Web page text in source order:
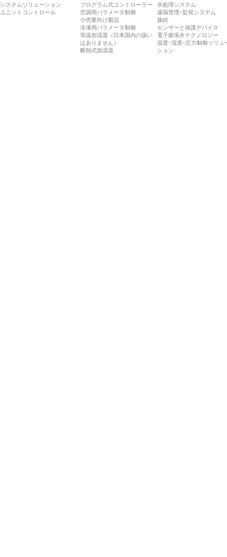
システムソリューション
ユニットコントロール
プログラム式コントローラー
空調用パラメータ制御
小売業向け製品
冷凍用パラメータ制御
等温加湿器（日本国内の扱い
はありません）
断熱式加湿器
水処理システム
遠隔管理･監視システム
接続
センサーと保護デバイス
電子膨張弁テクノロジー
温度･湿度･圧力制御ソリュ
ション